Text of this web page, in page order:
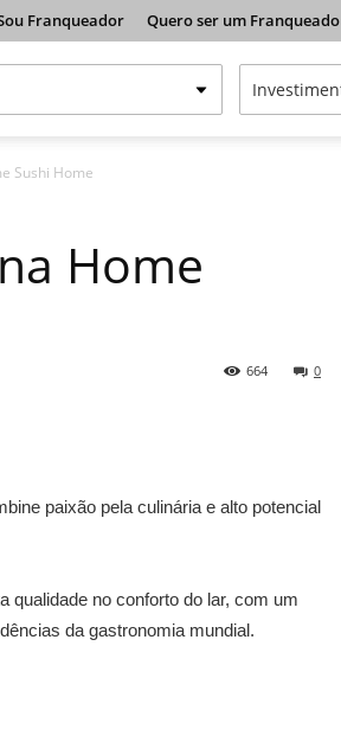
Franqueador Quero ser um Franqueado
Sushi Home
Home
0
664
paixão pela culinária e alto potencial
qualidade no conforto do lar, com um
da gastronomia mundial.